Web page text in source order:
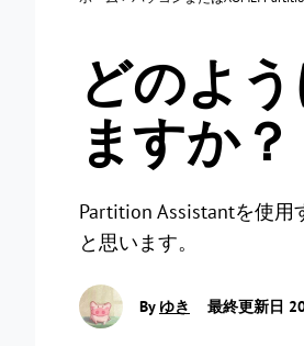
どのよ
ますか？
Partition Assistantを使
と思います。
By ゆき 最終更新日